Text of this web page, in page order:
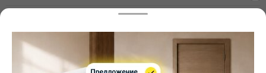
+7 (495) 984-16-99
Заказать звонок